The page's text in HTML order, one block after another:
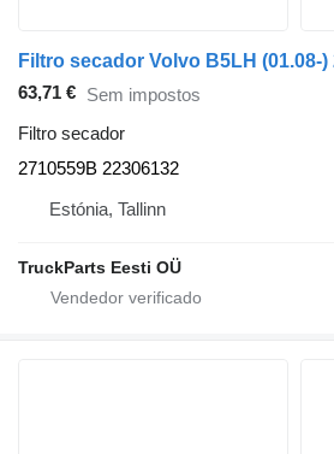
63,71 € Sem impostos
Filtro secador
2710559B 22306132
Estónia, Tallinn
TruckParts Eesti OÜ